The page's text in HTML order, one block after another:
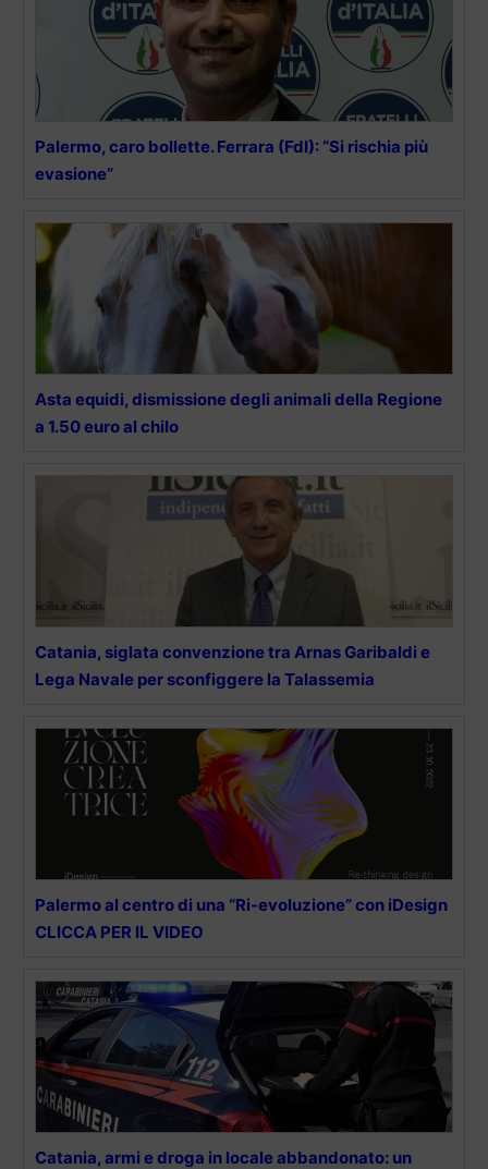
Palermo, caro bollette. Ferrara (FdI): “Si rischia più
evasione”
Asta equidi, dismissione degli animali della Regione
a 1.50 euro al chilo
Catania, siglata convenzione tra Arnas Garibaldi e
Lega Navale per sconfiggere la Talassemia
Palermo al centro di una “Ri-evoluzione” con iDesign
CLICCA PER IL VIDEO
Catania, armi e droga in locale abbandonato: un